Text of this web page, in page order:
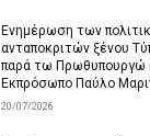
Ενημέρωση των
ανταποκριτών ξένου
παρά τω Πρωθυπουργώ
Εκπρόσωπο Παύλο
20/07/2026